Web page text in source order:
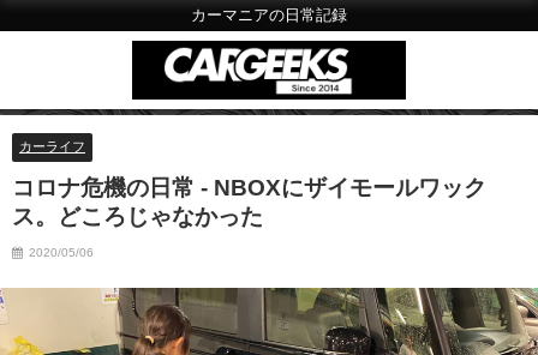
カーマニアの日常記録
カーライフ
コロナ危機の日常 - NBOXにザイモールワック
ス。どころじゃなかった
2020/05/06